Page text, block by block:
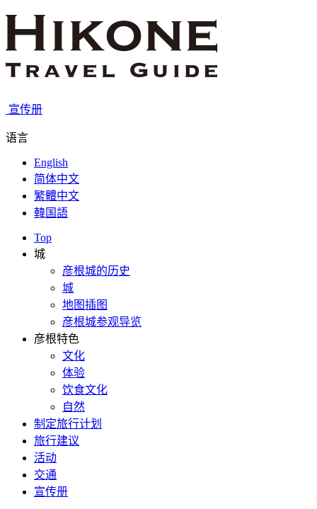
宣传册
语言
English
简体中文
繁體中文
韓国語
Top
城
彦根城的历史
城
地图插图
彦根城参观导览
彦根特色
文化
体验
饮食文化
自然
制定旅行计划
旅行建议
活动
交通
宣传册